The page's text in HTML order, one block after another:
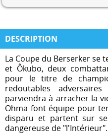
DESCRIPTION
La Coupe du Berserker se
et Ôkubo, deux
pour le titre de
redoutables
parviendra à arracher la
Ohma font équipe pour
disparu et partent sur
dangereuse de